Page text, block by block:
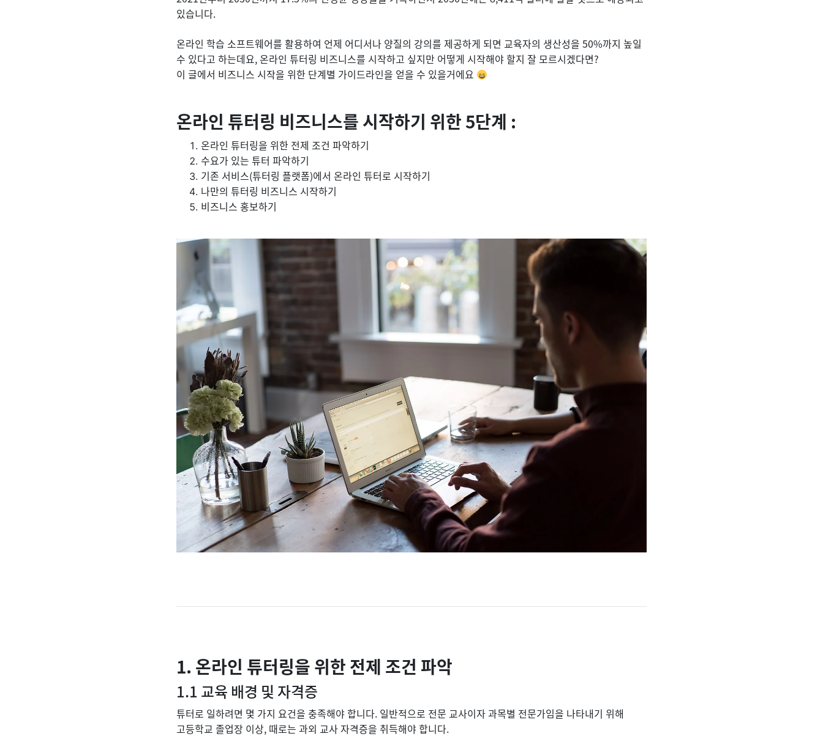
있습니다.
온라인 학습 소프트웨어를 활용하여 언제 어디서나 양질의 강의를 제공하게 되면 교육자의 생산성을 50%까지 높일
수 있다고 하는데요, 온라인 튜터링 비즈니스를 시작하고 싶지만 어떻게 시작해야 할지 잘 모르시겠다면?
이 글에서 비즈니스 시작을 위한 단계별 가이드라인을 얻을 수 있을거에요
온라인 튜터링 비즈니스를 시작하기 위한 5단계 :
온라인 튜터링을 위한 전제 조건 파악하기
수요가 있는 튜터 파악하기
기존 서비스(튜터링 플랫폼)에서 온라인 튜터로 시작하기
나만의 튜터링 비즈니스 시작하기
비즈니스 홍보하기
1. 온라인 튜터링을 위한 전제 조건 파악
1.1 교육 배경 및 자격증
튜터로 일하려면 몇 가지 요건을 충족해야 합니다. 일반적으로 전문 교사이자 과목별 전문가임을 나타내기 위해
고등학교 졸업장 이상, 때로는 과외 교사 자격증을 취득해야 합니다.